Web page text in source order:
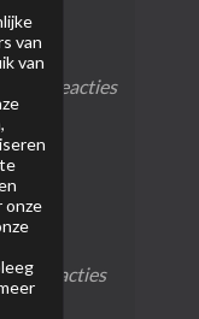
0 reacties
reacties
van
van
onze